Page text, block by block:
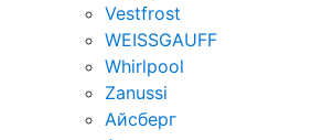
Vestfrost
WEISSGAUFF
Whirlpool
Zanussi
Айсберг